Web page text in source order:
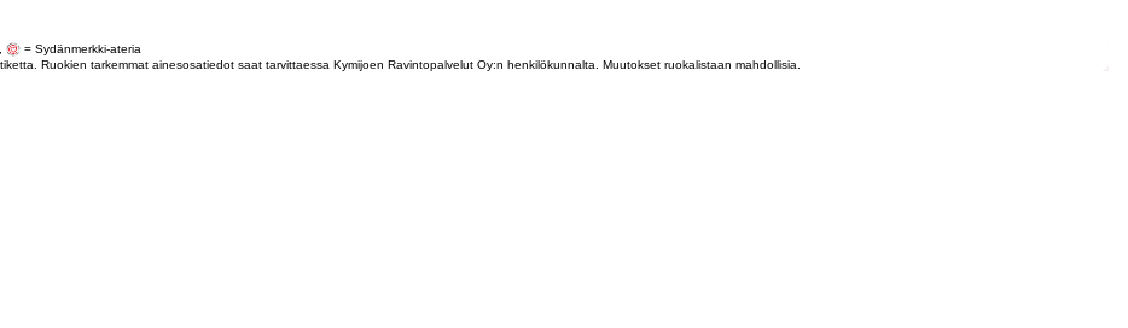
= Sydänmerkki-ateria
Ruokien tarkemmat ainesosatiedot saat tarvittaessa Kymijoen Ravintopalvelut Oy:n henkilökunnalta. Muutokset ruokalistaan mahdollisia.